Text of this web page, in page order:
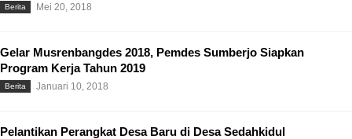
Berita Mei 20, 2018
Gelar Musrenbangdes 2018, Pemdes Sumberjo Siapkan
Program Kerja Tahun 2019
Berita Januari 10, 2018
Pelantikan Perangkat Desa Baru di Desa Sedahkidul